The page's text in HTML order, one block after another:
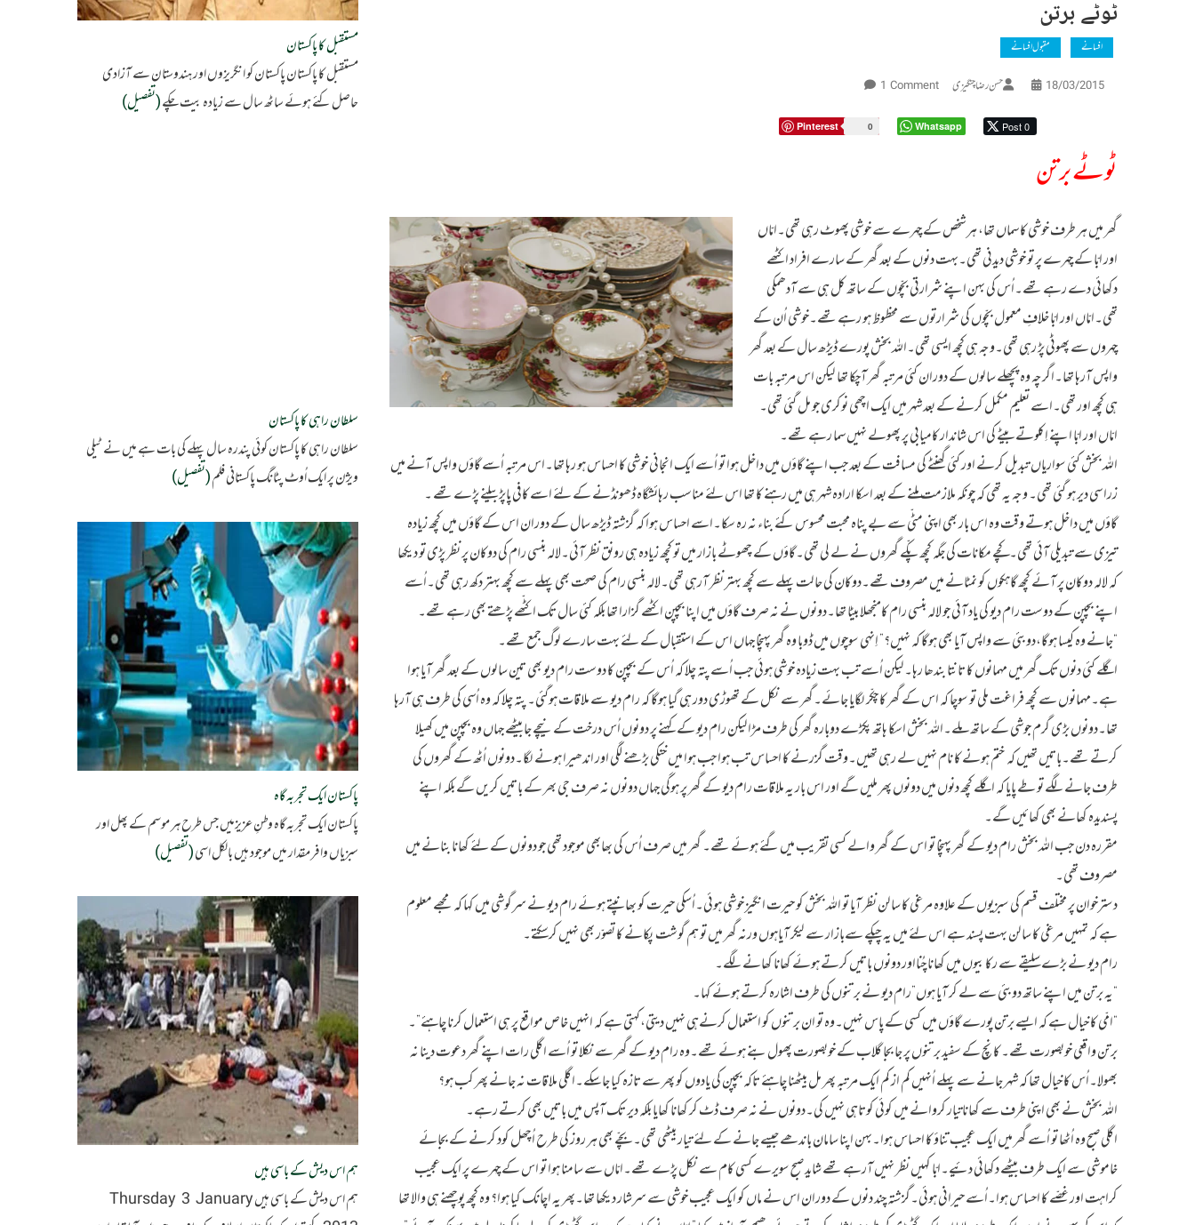
ٹوٹے برتن
افسانے مقبول افسانے
18/03/2015 حسن رضا چنگیزی 1 Comment
On
Pinterest 0 Whatsapp Post 0
ٹوٹے برتن
گھر میں ہر طرف خوشی کا سماں تھا، ہر شخص کے چہرے سے خوشی پھوٹ رہی تھی۔امّاں
اور ابّا کے چہرے پر تو خوشی دیدنی تھی۔بہت دنوں کے بعد گھر کے سارے افراد اکٹھے
دکھائی دے رہے تھے۔اُس کی بہن اپنے شرارتی بچّوں کے ساتھ کل ہی سے آدھمکی
تھی۔امّاں اور ابّا خلافِ معمول بچّوں کی شرارتوں سے محظوظ ہو رہے تھے۔خوشی اُن کے
چہروں سے پھوٹی پڑ رہی تھی۔وجہ ہی کچھ ایسی تھی۔اللہ بخش پورے ڈیڑھ سال کے بعد گھر
واپس آرہا تھا۔اگرچہ وہ پچھلے سالوں کے دوران کئی مرتبہ گھر آچکا تھا لیکن اس مرتبہ بات
ہی کچھ اور تھی۔اسے تعلیم مکمل کرنے کے بعد شہر میں ایک اچھی نوکری جو مل گئی تھی۔
امّاں اور ابّا اپنے اِکلوتے بیٹے کی اس شاندار کامیابی پر پھولے نہیں سما رہے تھے۔
اللہ بخش کئی سواریاں تبدیل کرنے اور کئی گھنٹے کی مسافت کے بعد جب اپنے گاؤں میں داخل ہوا تو اُسے ایک انجانی خوشی کا احساس ہو رہا تھا۔اس مرتبہ اُسے گاؤں واپس آنے میں
زرا سی دیر ہو گئی تھی۔ وجہ یہ تھی کہ چونکہ ملازمت ملنے کے بعد اسکا ارادہ شہر ہی میں رہنے کا تھا اس لئے مناسب رہائشگاہ ڈھونڈنے کے لئے اسے کافی پاپڑ بیلنے پڑے تھے ۔
گاؤں میں داخل ہوتے وقت وہ اس بار بھی اپنی مٹّی سے بے پناہ محبت محسوس کئے بناء نہ رہ سکا۔اسے احساس ہوا کہ گزشتہ ڈیڑھ سال کے دوران اس کے گاؤں میں کچھ زیادہ
تیزی سے تبدیلی آئی تھی۔کچے مکانات کی جگہ کچھ پکّے گھروں نے لے لی تھی۔گاؤں کے چھوٹے بازار میں تو کچھ زیادہ ہی رونق نظر آئی۔لالہ بنسی رام کی دوکان پر نظر پڑی تو دیکھا
کہ لالہ دوکان پر آئے کچھ گاہکوں کو نمٹانے میں مصروف تھے۔دوکان کی حالت پہلے سے کچھ بہتر نظر آرہی تھی۔لالہ بنسی رام کی صحت بھی پہلے سے کچھ بہتر دکھ رہی تھی۔اُسے
اپنے بچپن کے دوست رام دیو کی یاد آئی جو لالہ بنسی رام کامنجھلا بیٹا تھا۔دونوں نے نہ صرف گاؤں میں اپنا بچپن اکٹھے گزارا تھا بلکہ کئی سال تک اکٹّھے پڑھتے بھی رہے تھے۔
“جانے وہ کیسا ہوگا،دوبئی سے واپس آیا بھی ہوگا کہ نہیں؟” اِنہی سوچوں میں ڈوبا وہ گھر پہنچا جہاں اس کے استقبال کے لئے بہت سارے لوگ جمع تھے۔
اگلے کئی دنوں تک گھر میں مہمانوں کا تانتا بندھا رہا۔لیکن اُسے تب بہت زیادہ خوشی ہوئی جب اُسے پتہ چلا کہ اُس کے بچپن کا دوست رام دیو بھی تین سالوں کے بعد گھر آیا ہوا
ہے۔مہمانوں سے کچھ فراغت ملی تو سوچا کہ اس کے گھر کا چکّر لگایا جائے۔گھر سے نکل کے تھوڑی دور ہی گیا ہوگا کہ رام دیو سے ملاقات ہوگئی۔ پتہ چلا کہ وہ اُسی کی طرف ہی آرہا
تھا۔دونوں بڑی گرم جوشی کے ساتھ ملے۔اللہ بخش اسکا ہاتھ پکڑے دوبارہ گھر کی طرف مڑالیکن رام دیو کے کہنے پر دونوں اُس درخت کے نیچے جا بیٹھے جہاں وہ بچپن میں کھیلا
کرتے تھے۔باتیں تھیں کہ ختم ہونے کا نام نہیں لے رہی تھیں۔وقت گزرنے کا احساس تب ہوا جب ہوا میں خنکی بڑھنے لگی اور اندھیرا ہونے لگا۔دونوں اُٹھ کے گھروں کی
طرف جانے لگے تو طے پایا کہ اگلے کچھ دنوں میں دونوں پھر ملیں گے اور اس بار یہ ملاقات رام دیو کے گھر پر ہوگی جہاں دونوں نہ صرف جی بھر کے باتیں کریں گے بلکہ اپنے
پسندیدہ کھانے بھی کھا ئیں گے۔
مقررہ دن جب اللہ بخش رام دیو کے گھر پہنچا تو اس کے گھر والے کسی تقریب میں گئے ہوئے تھے۔ گھر میں صرف اُس کی بھابھی موجود تھی جو دونوں کے لئے کھانا بنانے میں
مصروف تھی۔
دسترخوان پر مختلف قسم کی سبزیوں کے علاوہ مرغی کا سالن نظر آیا تو اللہ بخش کو حیرت انگیز خوشی ہوئی۔اُسکی حیرت کو بھانپتے ہوئے رام دیو نے سرگوشی میں کہا کہ مجھے معلوم
ہے کہ تمہیں مرغی کا سالن بہت پسند ہے اس لئے میں یہ چپکے سےبازار سے لیکر آیاہوں ورنہ گھر میں تو ہم گوشت پکانے کا تصوّر بھی نہیں کرسکتے۔
رام دیو نے بڑے سلیقے سے رکا بیوں میں کھانا چُنااور دونوں باتیں کرتے ہوئے کھانا کھانے لگے۔
“یہ برتن میں اپنے ساتھ دوبئی سے لے کر آیا ہوں”رام دیو نے برتنوں کی طرف اشارہ کرتے ہوئے کہا۔
“امّی کا خیال ہے کہ ایسے برتن پورے گاؤں میں کسی کے پاس نہیں۔وہ تو ان برتنوں کو استعمال کرنےہی نہیں دیتی،کہتی ہے کہ انہیں خاص مواقع پر ہی استعمال کرنا چاہئے”۔
برتن واقعی خوبصورت تھے۔ کانچ کے سفید برتنوں پر جا بجا گلاب کے خوبصورت پھول بنے ہوئے تھے۔وہ رام دیو کے گھر سے نکلا تو اُسے اگلی رات اپنے گھر دعوت دینا نہ
بھولا۔اُس کا خیال تھا کہ شہر جانے سے پہلے اُنہیں کم از کم ایک مرتبہ پھر مل بیٹھنا چاہئے تاکہ بچپن کی یادوں کو پھر سے تازہ کیا جاسکے۔اگلی ملاقات نہ جانے پھر کب ہو؟
اللہ بخش نے بھی اپنی طرف سے کھاناتیار کروانے میں کوئی کوتاہی نہیں کی۔دونوں نے نہ صرف ڈٹ کر کھانا کھایا بلکہ دیر تک آپس میں باتیں بھی کرتے رہے۔
اگلی صبح وہ اُٹھا تو اُسے گھر میں ایک عجیب تناؤ کا احساس ہوا۔بہن اپنا سامان باندھے جیسے جانے کے لئے تیار بیٹھی تھی۔ بچّے بھی ہر روز کی طرح اُچھل کود کرنے کے بجائے
خاموشی سے ایک طرف بیٹھے دکھائی دئیے۔ابّا کہیں نظر نہیں آرہے تھے شاید صبح سویرے کسی کام سے نکل پڑے تھے۔امّاں سے سامنا ہوا تو اس کے چہرے پر ایک عجیب
کراہت اور غصّے کا احساس ہوا۔اُسے حیرانی ہوئی۔گزشتہ چند دنوں کے دوران اس نے ماں کو ایک عجیب خوشی سے سرشار دیکھا تھا۔پھر یہ اچانک کیا ہوا؟ وہ کچھ پوچھنے ہی والا تھا
مستقبل کا پاکستان
مستقبل کا پاکستان پاکستان کو انگریزوں اور ہندوستان سے آزادی
حاصل کئے ہوئے ساٹھ سال سے زیادہ بیت چکے(تفصیل)
سلطان راہی کا پاکستان
سلطان راہی کا پاکستان کوئی پندرہ سال پہلے کی بات ہے میں نے ٹیلی
ویژن پر ایک اُوٹ پٹانگ پاکستانی فلم(تفصیل)
پاکستان ایک تجربہ گاہ
پاکستان ایک تجربہ گاہ وطنِ عزیزمیں جس طرح ہر موسم کے پھل اور
سبزیاں وافر مقدار میں موجود ہیں بالکل اسی(تفصیل)
ہم اس دیش کے باسی ہیں
ہم اس دیش کے باسی ہیں Thursday 3 January